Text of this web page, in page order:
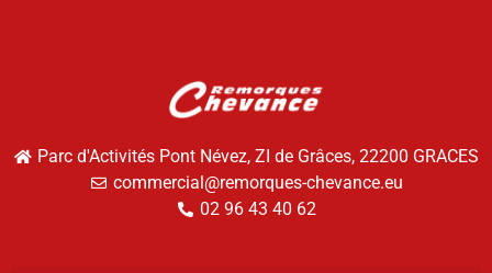
Parc d'Activités Pont Névez, ZI de Grâces, 22200 GRACES
commercial@remorques-chevance.eu
02 96 43 40 62